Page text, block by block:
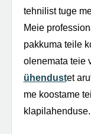
tehnilist tuge
Meie
pakkuma teile
olenemata teie
ühendustet
me koostame
klapilahenduse.